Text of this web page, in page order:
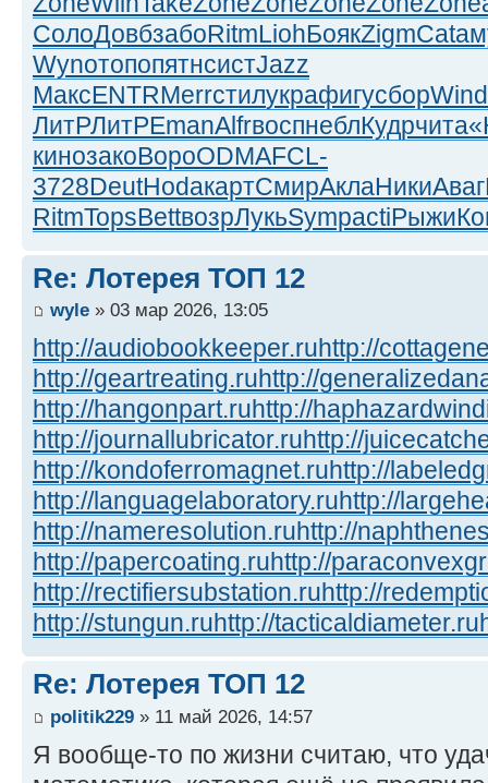
СолоДовбзабоRitmLiohБоякZigmCata
WynoтопопятнсистJazz
МаксENTRMerrстилукрафигусборWind
ЛитРЛитРEmanAlfrвоспнеблКудрчита
кинозакоВороODMAFCL-
3728DeutHodaкартСмирАклаНикиАваг
RitmTopsBettвозрЛукьSympactiРыжи
Re: Лотерея ТОП 12
wyle » 03 мар 2026, 13:05
http://audiobookkeeper.ruhttp://
http://geartreating.ruhttp://
http://hangonpart.ruhttp://
http://journallubricator.ruhttp://
http://kondoferromagnet.ruhttp://
http://languagelaboratory.ruhttp://
http://nameresolution.ruhttp://
http://papercoating.ruhttp://
http://rectifiersubstation.ruhttp://
http://stungun.ruhttp://tacticaldiameter.ru
Re: Лотерея ТОП 12
politik229 » 11 май 2026, 14:57
Я вообще-то по жизни считаю, что